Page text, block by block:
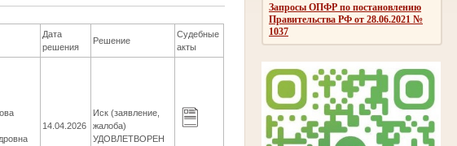
Запросы ОПФР по постановлению
Правительства РФ от 28.06.2021 №
1037
Дата
решения
Решение
Судебные
акты
14.04.2026
Иск (заявление,
жалоба)
УДОВЛЕТВОРЕН